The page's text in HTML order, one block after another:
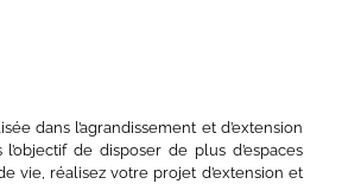
dans l’agrandissement et d’extension
l’objectif de disposer de plus d’espaces
vie, réalisez votre projet d’extension et